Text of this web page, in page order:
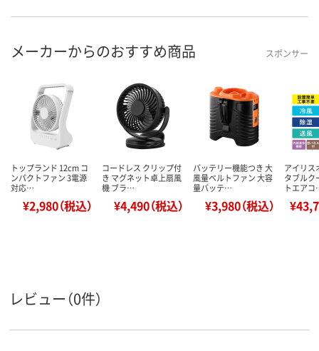
メーカーからのおすすめ商品 スポンサー
トップランド 12cm コ
ンパクトファン 3電源
対応…
¥2,980（税込）
コードレス クリップ付
き マグネット卓上扇風
機 ブラ…
¥4,490（税込）
バッテリー機能つき 大
風量ベルトファン 大容
量バッテ…
¥3,980（税込）
アイリス
タブルク
トエア
レビュー（0件）